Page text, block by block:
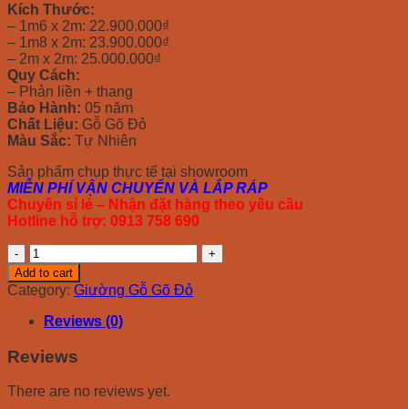
Kích Thước:
– 1m6 x 2m: 22.900.000₫
– 1m8 x 2m: 23.900.000₫
– 2m x 2m: 25.000.000₫
Quy Cách:
– Phản liền + thang
Bảo Hành: 05 năm
Chất Liệu: Gỗ Gõ Đỏ
Màu Sắc: Tự Nhiên
Sản phẩm chụp thực tế tại showroom
MIỄN PHÍ VẬN CHUYỂN VÀ LẮP RÁP
Chuyên sỉ lẻ – Nhận đặt hàng theo yêu cầu
Hotline hỗ trợ: 0913 758 690
Giường
Gõ
Tân
Cổ
Điển
Đục
Gấm
Phản
quantity
Add to cart
Category: Giường Gỗ Gõ Đỏ
Reviews (0)
Reviews
There are no reviews yet.